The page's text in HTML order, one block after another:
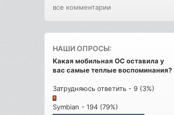
все комментарии
НАШИ ОПРОСЫ:
Какая мобильная ОС оставила у
вас самые теплые воспоминания?
Затрудняюсь ответить - 9 (3%)
Symbian - 194 (79%)